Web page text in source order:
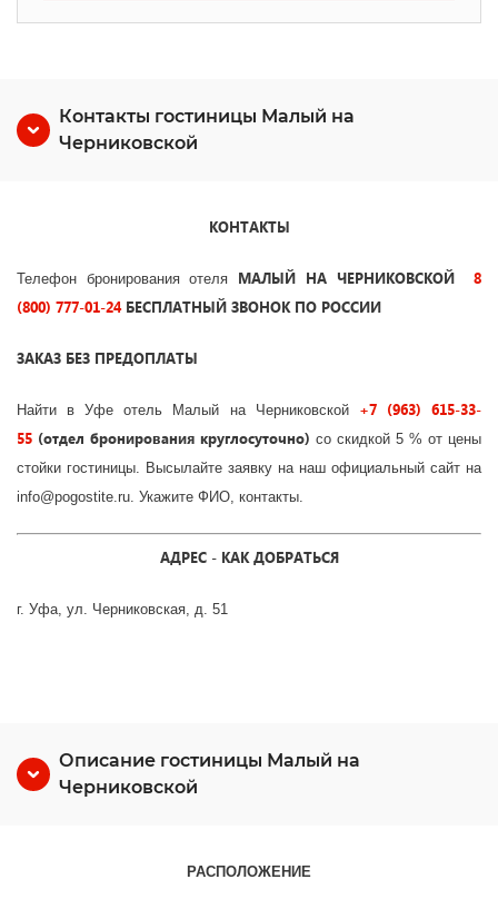
Контакты гостиницы Малый на
Черниковской
КОНТАКТЫ
Телефон бронирования отеля МАЛЫЙ НА ЧЕРНИКОВСКОЙ
8
(800) 777-01-24БЕСПЛАТНЫЙ ЗВОНОК ПО РОССИИ
ЗАКАЗ БЕЗ ПРЕДОПЛАТЫ
Найти в Уфе отель Малый на Черниковской +7 (963) 615-33-
55 (отдел бронирования круглосуточно) со скидкой 5 % от цены
стойки гостиницы. Высылайте заявку на наш официальный сайт на
info@pogostite.ru. Укажите ФИО, контакты.
АДРЕС - КАК ДОБРАТЬСЯ
г. Уфа, ул. Черниковская, д. 51
Описание гостиницы Малый на
Черниковской
РАСПОЛОЖЕНИЕ